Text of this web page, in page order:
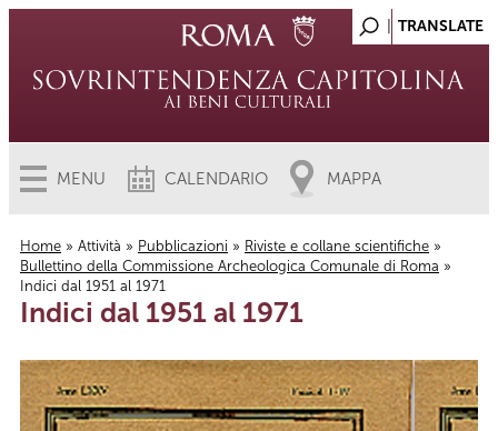
MENU CALENDARIO MAPPA
Tu sei qui
Home » Attività » Pubblicazioni » Riviste e collane scientifiche »
Bullettino della Commissione Archeologica Comunale di Roma »
Indici dal 1951 al 1971
Indici dal 1951 al 1971